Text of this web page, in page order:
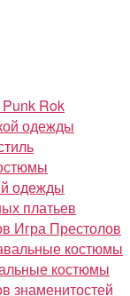
Rok
одежды
одежды
платьев
Игра Престолов
костюмы
костюмы
знаменитостей